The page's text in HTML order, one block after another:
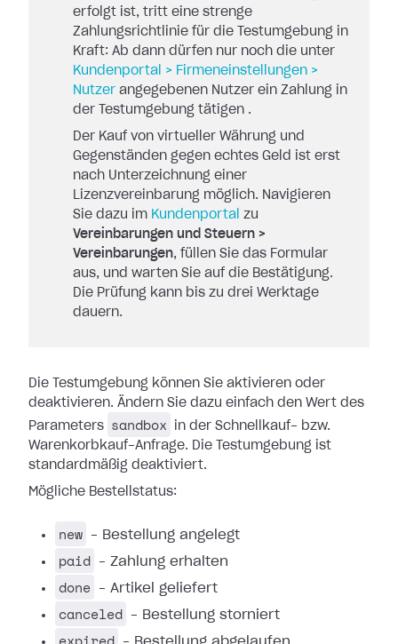
erfolgt ist, tritt eine strenge
Zahlungsrichtlinie für die Testumgebung in
Kraft: Ab dann dürfen nur noch die unter
Kundenportal > Firmeneinstellungen >
Nutzer angegebenen Nutzer ein Zahlung in
der Testumgebung tätigen .
Der Kauf von virtueller Währung und
Gegenständen gegen echtes Geld ist erst
nach Unterzeichnung einer
Lizenzvereinbarung möglich. Navigieren
Sie dazu im Kundenportal zu
Vereinbarungen und Steuern >
Vereinbarungen, füllen Sie das Formular
aus, und warten Sie auf die Bestätigung.
Die Prüfung kann bis zu drei Werktage
dauern.
Die Testumgebung können Sie aktivieren oder
deaktivieren. Ändern Sie dazu einfach den Wert des
Parameters
sandbox
in der Schnellkauf- bzw.
Warenkorbkauf-Anfrage. Die Testumgebung ist
standardmäßig deaktiviert.
Mögliche Bestellstatus:
new – Bestellung angelegt
paid – Zahlung erhalten
done – Artikel geliefert
canceled – Bestellung storniert